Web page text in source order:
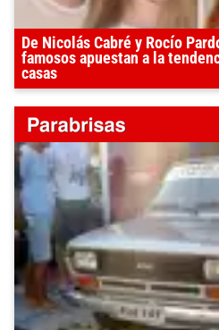
De Nicolás Cabré y Rocío
famosos apuestan a la
casas